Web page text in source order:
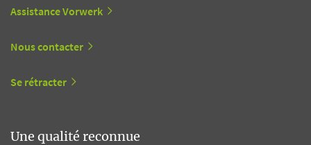
Assistance Vorwerk
Nous contacter
Se rétracter
Une qualité reconnue